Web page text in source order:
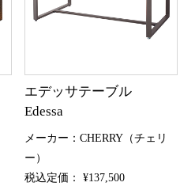
エデッサテーブル
Edessa
メーカー：CHERRY（チェリ
ー）
税込定価： ¥137,500